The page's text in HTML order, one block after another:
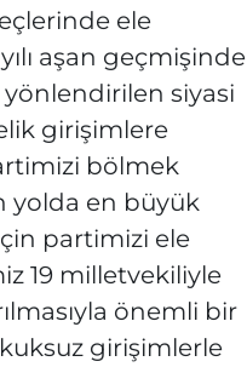
ele
aşan geçmişinde
yönlendirilen siyasi
girişimlere
bölmek
yolda en büyük
partimizi ele
19 milletvekiliyle
önemli bir
girişimlerle